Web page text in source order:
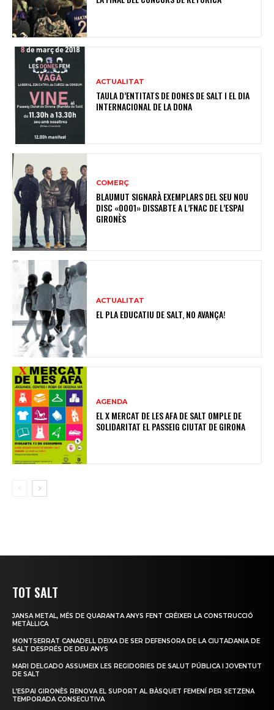
ACTUALITAT
TAULA D’ENTITATS DE DONES DE SALT I EL DIA
INTERNACIONAL DE LA DONA
COMERÇ
BLAUMUT SIGNARÀ EXEMPLARS DEL SEU NOU
DISC «0001» DISSABTE A L’FNAC DE L’ESPAI
GIRONÈS
ACTUALITAT
EL PLA EDUCATIU DE SALT, NO AVANÇA!
AGENDA
EL X MERCAT DE LES AFA DE SALT OMPLE DE
SOLIDARITAT EL PASSEIG CIUTAT DE GIRONA
TOT SALT
JANSA METAL, MÉS DE QUARANTA ANYS FENT CRÉIXER LA CONSTRUCCIÓ
METÀL·LICA
MONTSERRAT CANADELL DEIXA DE SER DEFENSORA DE LA CIUTADANIA DE
SALT DESPRÉS DE DEU ANYS
MARI DELGADO ASSUMEIX LES REGIDORIES DE SALUT PÚBLICA I JOVENTUT
DE SALT
L’ESPAI GIRONÈS RENOVA EL SUPORT AL BÀSQUET FEMENÍ PER SETZENA
TEMPORADA CONSECUTIVA